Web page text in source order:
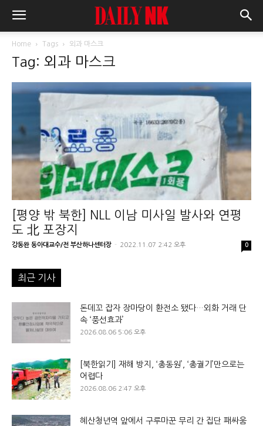
Home Tags 외과 마스크
Tag: 외과 마스크
[평양 밖 북한] NLL 이남 미사일 발사와 연평
도 北 포장지
강동완 동아대교수/전 부산하나센터장 - 2022.11.07 2:42 오후 0
최근 기사
돈데꼬 잡자 장마당이 환전소 됐다…외화 거래 단
속 ‘풍선효과’
2026.08.06 5:06 오후
[북한읽기] 재해 방지, ‘총동원’, ‘총궐기’만으로는
어렵다
2026.08.06 2:47 오후
혜산청년역 앞에서 구루마꾼 무리 간 집단 패싸움